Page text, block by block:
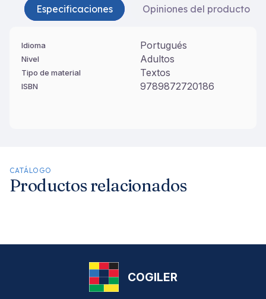
Especificaciones Opiniones del producto
Idioma Portugués
Nivel Adultos
Tipo de material Textos
ISBN 9789872720186
CATÁLOGO
Productos relacionados
COGILER